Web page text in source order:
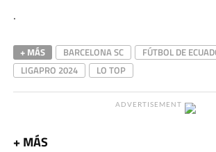
.
+ MÁS BARCELONA SC FÚTBOL DE
LIGAPRO 2024
LO TOP
ADVERTISEMENT
+ MÁS